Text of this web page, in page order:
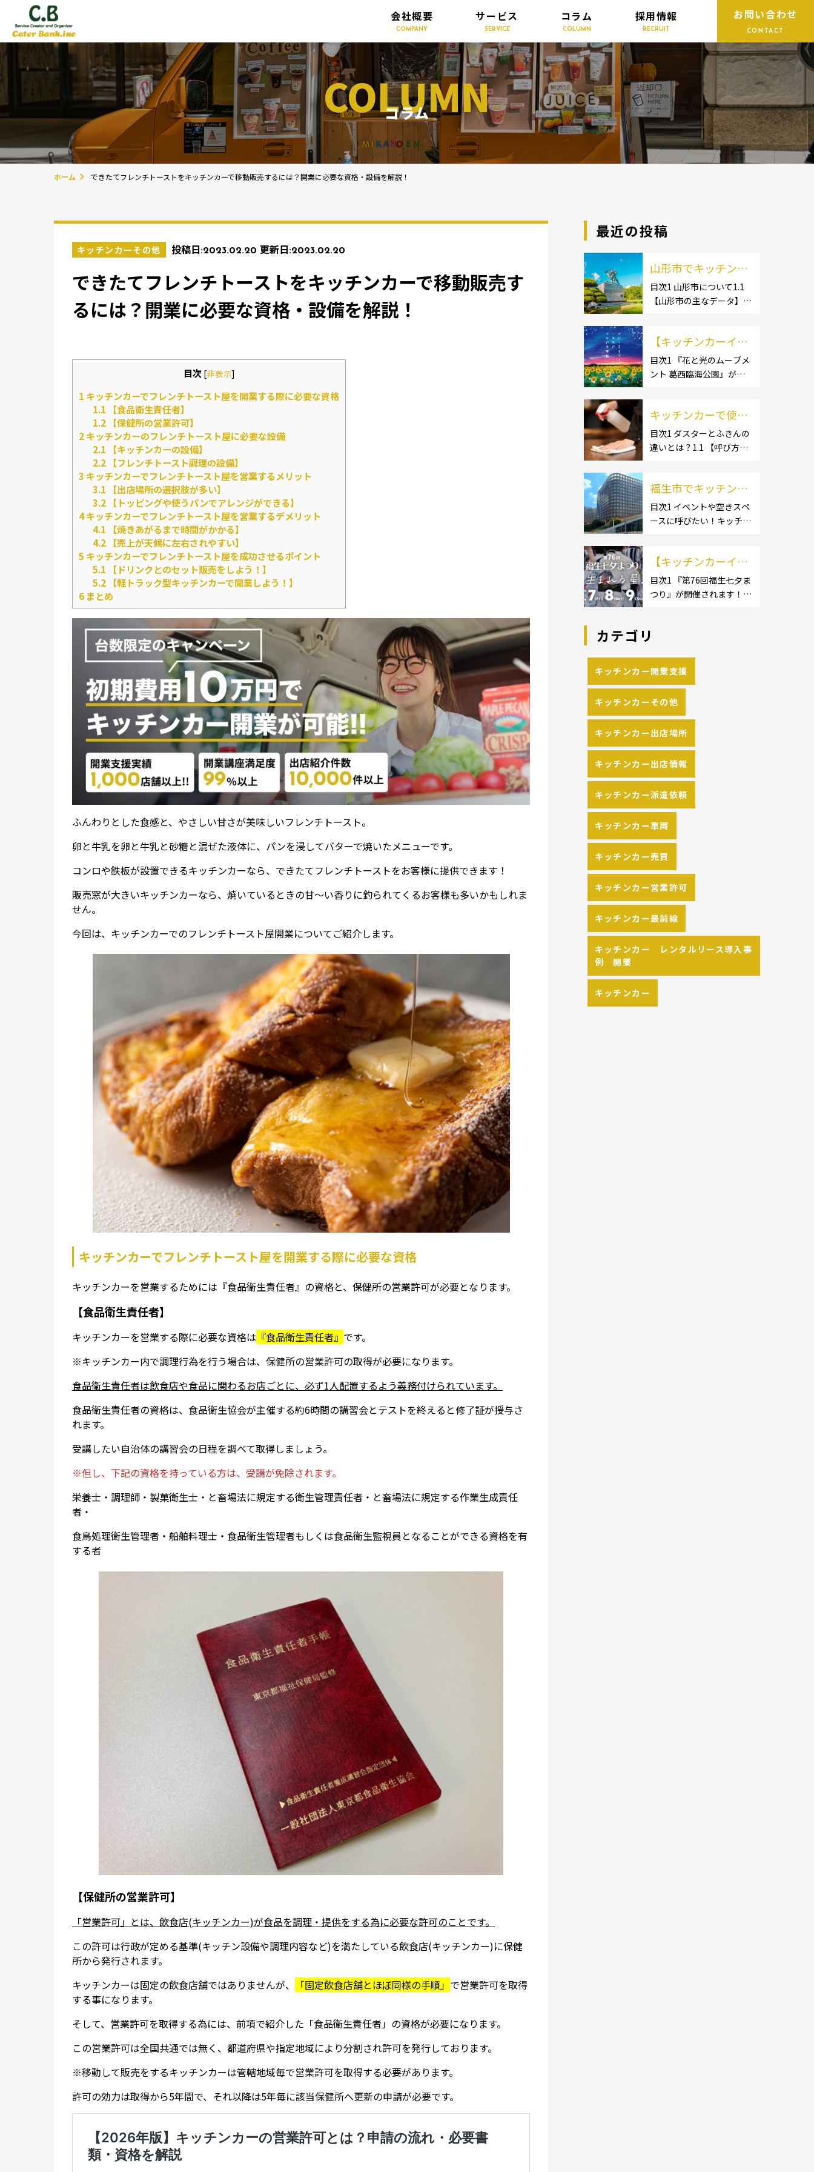
会社概要
COMPANY
サービス
SERVICE
コラム
COLUMN
採用情報
RECRUIT
お問い合わせ
CONTACT
COLUMN
コラム
ホーム できたてフレンチトーストをキッチンカーで移動販売するには？開業に必要な資格・設備を解説！
キッチンカーその他 投稿日:2023.02.20 更新日:2023.02.20
できたてフレンチトーストをキッチンカーで移動販売す
るには？開業に必要な資格・設備を解説！
目次 [非表示]
1 キッチンカーでフレンチトースト屋を開業する際に必要な資格
1.1 【食品衛生責任者】
1.2【保健所の営業許可】
2キッチンカーのフレンチトースト屋に必要な設備
2.1 【キッチンカーの設備】
2.2【フレンチトースト調理の設備】
3 キッチンカーでフレンチトースト屋を営業するメリット
3.1 【出店場所の選択肢が多い】
3.2【トッピングや使うパンでアレンジができる】
4キッチンカーでフレンチトースト屋を営業するデメリット
4.1 【焼きあがるまで時間がかかる】
4.2【売上が天候に左右されやすい】
5 キッチンカーでフレンチトースト屋を成功させるポイント
5.1 【ドリンクとのセット販売をしよう！】
5.2【軽トラック型キッチンカーで開業しよう！】
6 まとめ
ふんわりとした食感と、やさしい甘さが美味しいフレンチトースト。
卵と牛乳を卵と牛乳と砂糖と混ぜた液体に、パンを浸してバターで焼いたメニューです。
コンロや鉄板が設置できるキッチンカーなら、できたてフレンチトーストをお客様に提供できます！
販売窓が大きいキッチンカーなら、焼いているときの甘～い香りに釣られてくるお客様も多いかもしれま
せん。
今回は、キッチンカーでのフレンチトースト屋開業についてご紹介します。
キッチンカーでフレンチトースト屋を開業する際に必要な資格
キッチンカーを営業するためには『食品衛生責任者』の資格と、保健所の営業許可が必要となります。
【食品衛生責任者】
キッチンカーを営業する際に必要な資格は 『食品衛生責任者』 です。
※キッチンカー内で調理行為を行う場合は、保健所の営業許可の取得が必要になります。
食品衛生責任者は飲食店や食品に関わるお店ごとに、必ず1人配置するよう義務付けられています。
食品衛生責任者の資格は、食品衛生協会が主催する約6時間の講習会とテストを終えると修了証が授与さ
れます。
受講したい自治体の講習会の日程を調べて取得しましょう。
※但し、下記の資格を持っている方は、受講が免除されます。
栄養士・調理師・製菓衛生士・と畜場法に規定する衛生管理責任者・と畜場法に規定する作業生成責任
者・
食鳥処理衛生管理者・船舶料理士・食品衛生管理者もしくは食品衛生監視員となることができる資格を有
する者
【保健所の営業許可】
「営業許可」とは、飲食店(キッチンカー)が食品を調理・提供をする為に必要な許可のことです。
この許可は行政が定める基準(キッチン設備や調理内容など)を満たしている飲食店(キッチンカー)に保健
所から発行されます。
キッチンカーは固定の飲食店舗ではありませんが、
「固定飲食店舗とほぼ同様の手順」 で営業許可を取得
する事になります。
そして、営業許可を取得する為には、前項で紹介した「食品衛生責任者」の資格が必要になります。
この営業許可は全国共通では無く、都道府県や指定地域により分割され許可を発行しております。
※移動して販売をするキッチンカーは管轄地域毎で営業許可を取得する必要があります。
許可の効力は取得から5年間で、それ以降は5年毎に該当保健所へ更新の申請が必要です。
最近の投稿
山形市でキッチンカ
ー開業するなら格安
のレンタル・リー
流れも解説！
目次1 山形市について1.1
【山形市の主なデータ】
王温泉]1.2.2 [文翔館]1.3
【名産品・ご当地グルメ】
1.3.1 [芋煮]1.3 […]
【キッチンカーイベ
ント情報】花と光の
ムーブメント 葛西臨
います！
目次1 『花と光のムーブメ
ント 葛西臨海公園』が開
場といえば、やっぱりイベ
ント！ 日本全国で、キッチ
ンカーが営業している様々
キッチンカーで使用
するダスター・ふき
んの選び方とは？お
介！
目次1 ダスターとふきんの
違いとは？1.1 【呼び方の
ンタークロスとも呼ばれ
る】2 キッチンカーで使用
するダスター(ふきん)種類
福生市でキッチンカ
ーを呼びたい！派遣
してもらうにはどう
の流れや人気メニュ
ーを解説
目次1 イベントや空きスペ
ースに呼びたい！キッチン
キッチンカー:軽バン]1.1.2
[小型キッチンカー:軽トラ
ック]1.1.3 [中型・大型キッ
【キッチンカーイベ
ント情報】第76回福
生七夕まつりが開催
目次1 『第76回福生七夕ま
つり』が開催されます！2
りイベント！ 日本全国で、
催されています。 開業前に
キッチンカーの出店 […]
カテゴリ
キッチンカー開業支援
キッチンカーその他
キッチンカー出店場所
キッチンカー出店情報
キッチンカー派遣依頼
キッチンカー車両
キッチンカー売買
キッチンカー営業許可
キッチンカー最前線
キッチンカー レンタルリース導入事
例 開業
キッチンカー